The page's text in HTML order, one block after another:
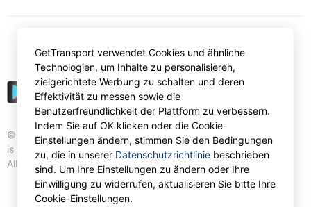
© Gettransport International Limited. GetTransport®
is trademark of Gettransport International Limited.
All rights reserved.
EURGetTransport verwendet Cookies und ähnliche
Technologien, um Inhalte zu personalisieren,
zielgerichtete Werbung zu schalten und deren
Effektivität zu messen sowie die
Benutzerfreundlichkeit der Plattform zu verbessern.
Indem Sie auf OK klicken oder die Cookie-
Einstellungen ändern, stimmen Sie den Bedingungen
zu, die in unserer Datenschutzrichtlinie beschrieben
sind. Um Ihre Einstellungen zu ändern oder Ihre
Einwilligung zu widerrufen, aktualisieren Sie bitte Ihre
Cookie-Einstellungen.